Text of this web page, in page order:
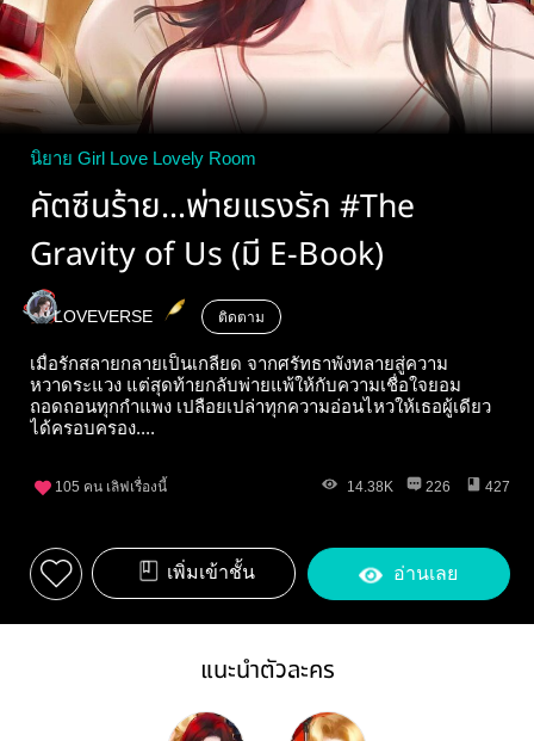
นิยาย Girl Love Lovely Room
คัตซีนร้าย...พ่ายแรงรัก #The
Gravity of Us (มี E-Book)
LOVEVERSE ติดตาม
เมื่อรักสลายกลายเป็นเกลียด จากศรัทธาพังทลายสู่ความ
หวาดระแวง แต่สุดท้ายกลับพ่ายแพ้ให้กับความเชื่อใจยอม
ถอดถอนทุกกำแพง เปลือยเปล่าทุกความอ่อนไหวให้เธอผู้เดียว
ได้ครอบครอง....
105 คน เลิฟเรื่องนี้ 14.38K 226 427
เพิ่มเข้าชั้น อ่านเลย
แนะนำตัวละคร